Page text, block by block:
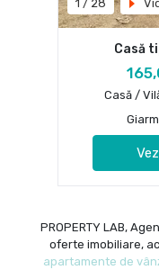
1 / 28
Casă
Casă /
PROPERTY LAB,
oferte imobiliare,
apartamente de